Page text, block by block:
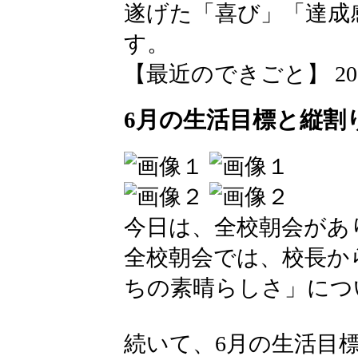
遂げた「喜び」「達
す。
【最近のできごと】
6月の生活目標と縦割
今日は、全校朝会が
全校朝会では、校長
ちの素晴らしさ」に
続いて、6月の生活目